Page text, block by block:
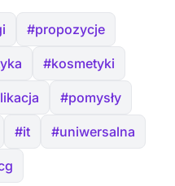
#propozycje
#kosmetyki
#pomysły
#it #uniwersalna